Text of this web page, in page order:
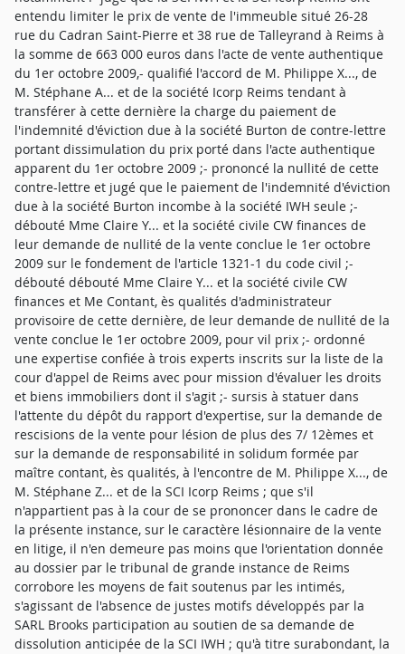
entendu limiter le prix de vente de l'immeuble situé 26-28
rue du Cadran Saint-Pierre et 38 rue de Talleyrand à Reims à
la somme de 663 000 euros dans l'acte de vente authentique
du 1er octobre 2009,- qualifié l'accord de M. Philippe X..., de
M. Stéphane A... et de la société Icorp Reims tendant à
transférer à cette dernière la charge du paiement de
l'indemnité d'éviction due à la société Burton de contre-lettre
portant dissimulation du prix porté dans l'acte authentique
apparent du 1er octobre 2009 ;- prononcé la nullité de cette
contre-lettre et jugé que le paiement de l'indemnité d'éviction
due à la société Burton incombe à la société IWH seule ;-
débouté Mme Claire Y... et la société civile CW finances de
leur demande de nullité de la vente conclue le 1er octobre
2009 sur le fondement de l'article 1321-1 du code civil ;-
débouté débouté Mme Claire Y... et la société civile CW
finances et Me Contant, ès qualités d'administrateur
provisoire de cette dernière, de leur demande de nullité de la
vente conclue le 1er octobre 2009, pour vil prix ;- ordonné
une expertise confiée à trois experts inscrits sur la liste de la
cour d'appel de Reims avec pour mission d'évaluer les droits
et biens immobiliers dont il s'agit ;- sursis à statuer dans
l'attente du dépôt du rapport d'expertise, sur la demande de
rescisions de la vente pour lésion de plus des 7/ 12èmes et
sur la demande de responsabilité in solidum formée par
maître contant, ès qualités, à l'encontre de M. Philippe X..., de
M. Stéphane Z... et de la SCI Icorp Reims ; que s'il
n'appartient pas à la cour de se prononcer dans le cadre de
la présente instance, sur le caractère lésionnaire de la vente
en litige, il n'en demeure pas moins que l'orientation donnée
au dossier par le tribunal de grande instance de Reims
corrobore les moyens de fait soutenus par les intimés,
s'agissant de l'absence de justes motifs développés par la
SARL Brooks participation au soutien de sa demande de
dissolution anticipée de la SCI IWH ; qu'à titre surabondant, la